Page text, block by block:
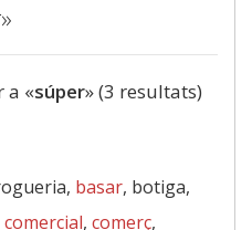
a «súper» (3 resultats)
basar, botiga,
, comerç,